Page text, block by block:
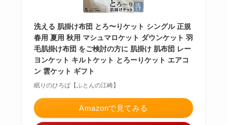
洗える 肌掛け布団 とろ〜りケット シングル 正規
春用 夏用 秋用 マシュマロケット ダウンケット 羽
毛肌掛け布団 をご検討の方に 肌掛け 肌布団 レー
ヨンケット キルトケット とろーりケット エアコ
ン 雲ケット ギフト
眠りのひろば【ふとんの江崎】
Amazonで見てみる